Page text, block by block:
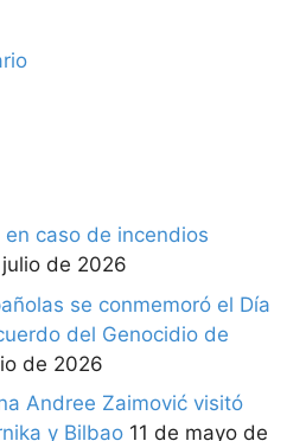
caso de incendios
de 2026
se conmemoró el Día
del Genocidio de
de 2026
Andree Zaimović visitó
y Bilbao 11 de mayo de